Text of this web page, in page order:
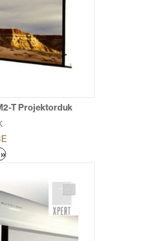
varianter.
De
olika
alternativen
kan
produktsidan
T Projektorduk
Den
har
flera
varianter.